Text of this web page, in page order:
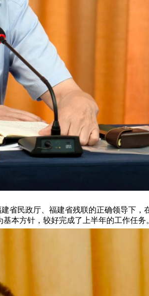
省民政厅、福建省残联的正确领导下，
本方针，较好完成了上半年的工作任务